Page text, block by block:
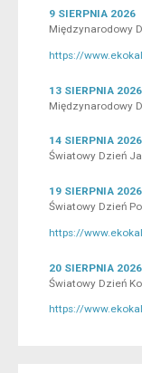
9 SIERPNIA 2026
Międzynarodowy
https://
13 SIERPNIA 2026
Międzynarodowy
14 SIERPNIA 2026
Światowy Dzień
19 SIERPNIA 2026
Światowy Dzień
https://
20 SIERPNIA 2026
Światowy Dzień
https://